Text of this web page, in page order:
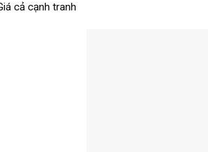
cả cạnh tranh